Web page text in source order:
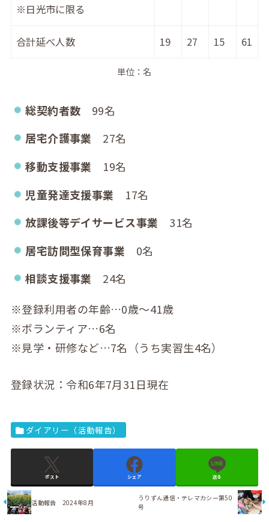
※日光市に限る
合計延べ人数 19 27 15 61
単位：名
総契約者数 99名
居宅介護事業 27名
移動支援事業 19名
児童発達支援事業 17名
放課後等デイサービス事業 31名
居宅訪問型保育事業 0名
相談支援事業 24名
※登録利用者の年齢…0歳～41歳
※ボランティア…6名
※見学・研修など…7名（うち実習生4名）
登録状況：令和6年7月31日現在
ダイアリー（活動報告）
ポスト シェア 送る
活動報告 2024年8月
うりずん通信・テレマカシー第50
号